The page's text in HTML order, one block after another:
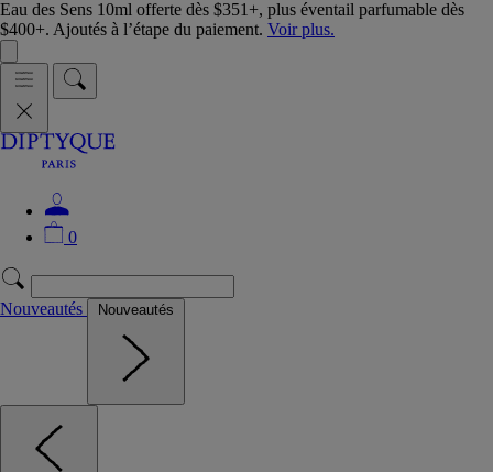
Eau des Sens 10ml offerte dès $351+, plus éventail parfumable dès
$400+. Ajoutés à l’étape du paiement. Voir plus.
0
Nouveautés Nouveautés